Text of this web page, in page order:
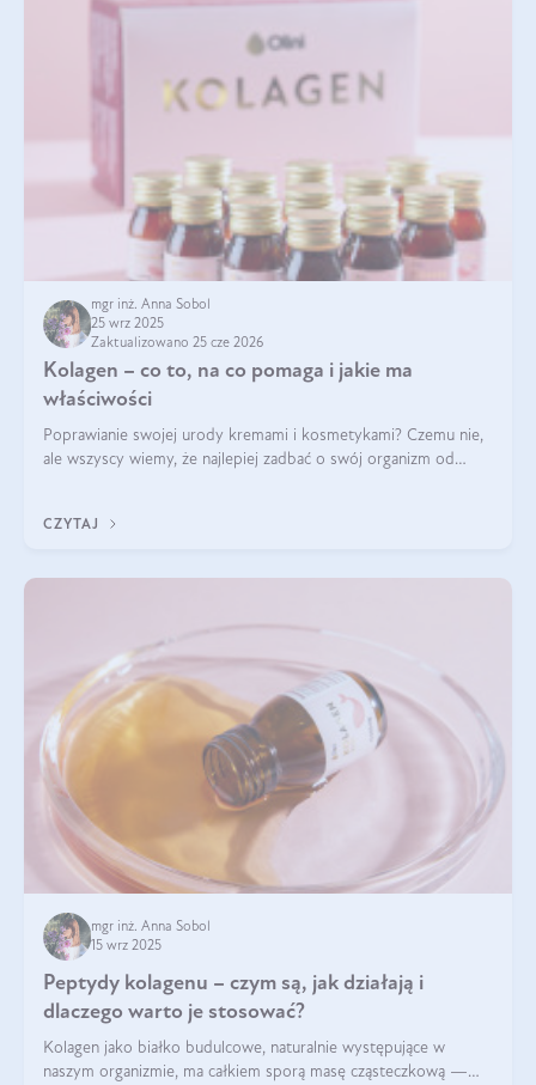
mgr inż. Anna Sobol
25 wrz 2025
Zaktualizowano 25 cze 2026
Kolagen – co to, na co pomaga i jakie ma
właściwości
Poprawianie swojej urody kremami i kosmetykami? Czemu nie,
ale wszyscy wiemy, że najlepiej zadbać o swój organizm od
wysokiej jakości suplem
CZYTAJ
mgr inż. Anna Sobol
15 wrz 2025
Peptydy kolagenu – czym są, jak działają i
dlaczego warto je stosować?
Kolagen jako białko budulcowe, naturalnie występujące w
naszym organizmie, ma całkiem sporą masę cząsteczkową —